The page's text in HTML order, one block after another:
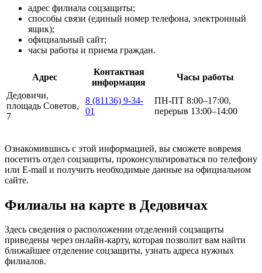
адрес филиала соцзащиты;
способы связи (единый номер телефона, электронный
ящик);
официальный сайт;
часы работы и приема граждан.
Адрес
Контактная
информация
Часы работы
Дедовичи,
площадь Советов,
7
8 (81136) 9-34-
01
ПН-ПТ 8:00–17:00,
перерыв 13:00–14:00
Ознакомившись с этой информацией, вы сможете вовремя
посетить отдел соцзащиты, проконсультироваться по телефону
или E-mail и получить необходимые данные на официальном
сайте.
Филиалы на карте в Дедовичах
Здесь сведения о расположении отделений соцзащиты
приведены через онлайн-карту, которая позволит вам найти
ближайшее отделение соцзащиты, узнать адреса нужных
филиалов.